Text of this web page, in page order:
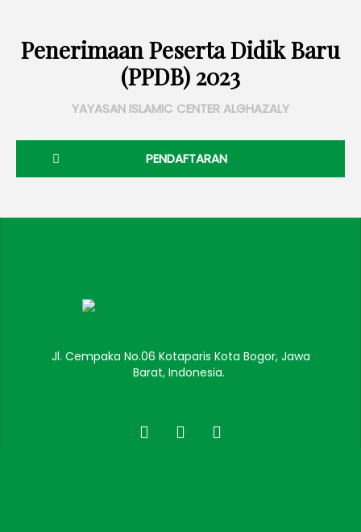
Penerimaan Peserta Didik Baru
(PPDB) 2023
YAYASAN ISLAMIC CENTER ALGHAZALY
PENDAFTARAN
Jl. Cempaka No.06 Kotaparis Kota Bogor, Jawa
Barat, Indonesia.